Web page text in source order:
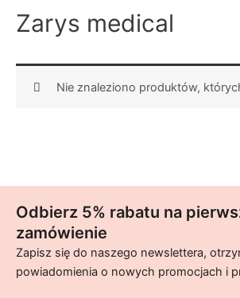
Zarys medical
Nie znaleziono produktów,
Odbierz 5% rabatu na
zamówienie
Zapisz się do naszego newslettera,
powiadomienia o nowych promocjach i